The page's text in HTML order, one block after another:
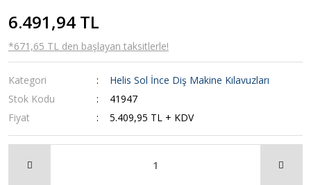
6.491,94 TL
*671,65 TL den başlayan taksitlerle!
Kategori
Helis Sol İnce Diş Makine Kılavuzları
Stok Kodu
41947
Fiyat
5.409,95 TL + KDV